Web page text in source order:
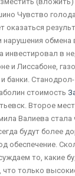
Чувство
обмена
инвестировал в
и Лиссабоне,
банки. Станодрол-
стоимость
Второе
Валиева стала
будут более
обеспечение.
то, какие
что только